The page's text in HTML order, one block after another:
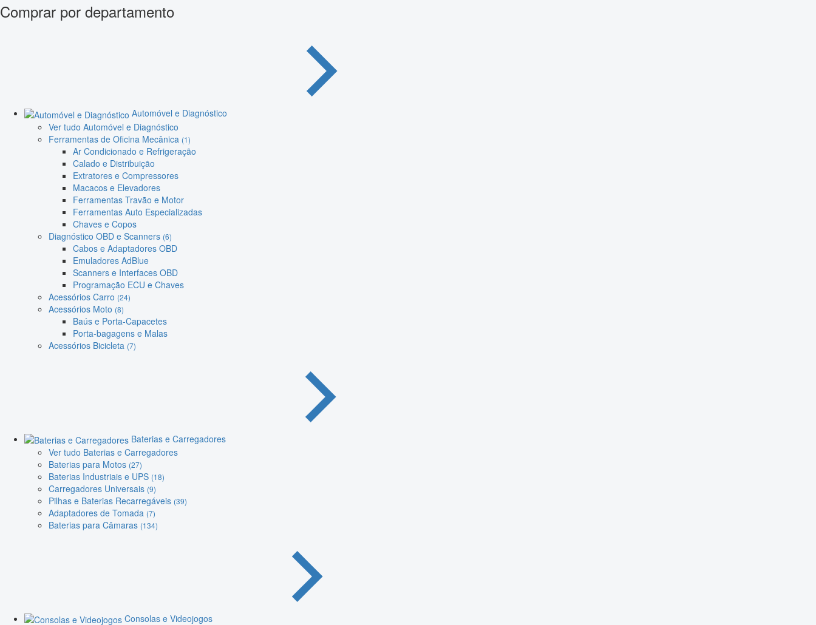
Comprar por departamento
Automóvel e Diagnóstico
Ver tudo Automóvel e Diagnóstico
Ferramentas de Oficina Mecânica (1)
Ar Condicionado e Refrigeração
Calado e Distribuição
Extratores e Compressores
Macacos e Elevadores
Ferramentas Travão e Motor
Ferramentas Auto Especializadas
Chaves e Copos
Diagnóstico OBD e Scanners (6)
Cabos e Adaptadores OBD
Emuladores AdBlue
Scanners e Interfaces OBD
Programação ECU e Chaves
Acessórios Carro (24)
Acessórios Moto (8)
Baús e Porta-Capacetes
Porta-bagagens e Malas
Acessórios Bicicleta (7)
Baterias e Carregadores
Ver tudo Baterias e Carregadores
Baterias para Motos (27)
Baterias Industriais e UPS (18)
Carregadores Universais (9)
Pilhas e Baterias Recarregáveis (39)
Adaptadores de Tomada (7)
Baterias para Câmaras (134)
Consolas e Videojogos